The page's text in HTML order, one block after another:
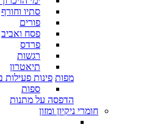
סתיו וחורף
פורים
פסח ואביב
פרדס
רגשות
תיאטרון
מפות פינות פעילות
ספות
הדפסה על מתנות
חומרי ניקיון ומזון